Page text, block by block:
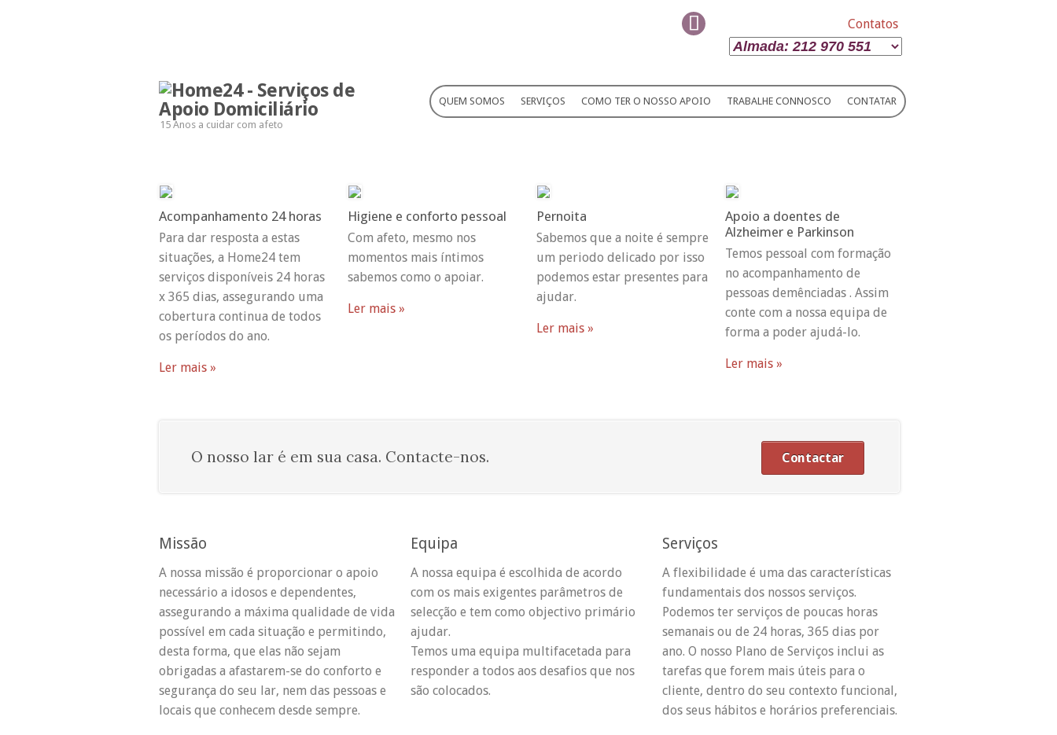
Contatos
15 Anos a cuidar com afeto
QUEM SOMOS SERVIÇOS COMO TER O NOSSO APOIO TRABALHE CONNOSCO CONTATAR
Acompanhamento 24 horas
Para dar resposta a estas
situações, a Home24 tem
serviços disponíveis 24 horas
x 365 dias, assegurando uma
cobertura continua de todos
os períodos do ano.
Ler mais »
Higiene e conforto pessoal
Com afeto, mesmo nos
momentos mais íntimos
sabemos como o apoiar.
Ler mais »
Pernoita
Sabemos que a noite é sempre
um periodo delicado por isso
podemos estar presentes para
ajudar.
Ler mais »
Apoio a doentes de
Alzheimer e Parkinson
Temos pessoal com formação
no acompanhamento de
pessoas demênciadas . Assim
conte com a nossa equipa de
forma a poder ajudá-lo.
Ler mais »
O nosso lar é em sua casa. Contacte-nos. Contactar
Missão
A nossa missão é proporcionar o apoio
necessário a idosos e dependentes,
assegurando a máxima qualidade de vida
possível em cada situação e permitindo,
desta forma, que elas não sejam
obrigadas a afastarem-se do conforto e
segurança do seu lar, nem das pessoas e
locais que conhecem desde sempre.
Equipa
A nossa equipa é escolhida de acordo
com os mais exigentes parâmetros de
selecção e tem como objectivo primário
ajudar.
Temos uma equipa multifacetada para
responder a todos aos desafios que nos
são colocados.
Serviços
A flexibilidade é uma das características
fundamentais dos nossos serviços.
Podemos ter serviços de poucas horas
semanais ou de 24 horas, 365 dias por
ano. O nosso Plano de Serviços inclui as
tarefas que forem mais úteis para o
cliente, dentro do seu contexto funcional,
dos seus hábitos e horários preferenciais.